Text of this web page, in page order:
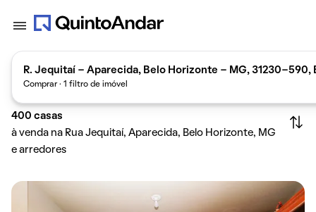
R. Jequitaí - Aparecida, Belo Horizonte - MG, 31230-590,
Comprar · 1 filtro de imóvel
400 casas
à venda na Rua Jequitaí, Aparecida, Belo Horizonte, MG
e arredores